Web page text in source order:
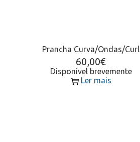
Prancha Curva/Ondas/Curl
60,00€
Disponível brevemente
Ler mais